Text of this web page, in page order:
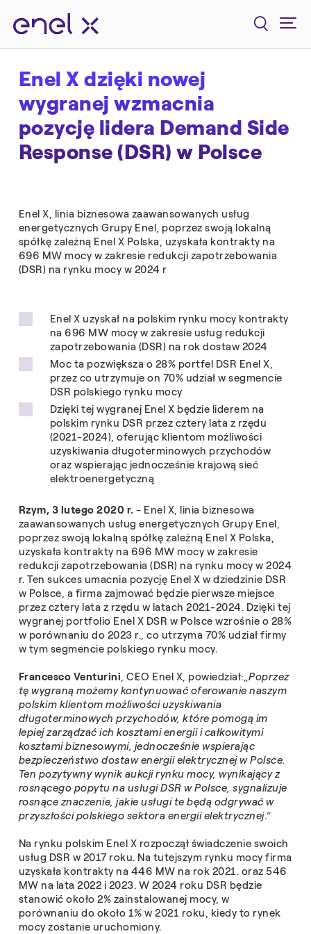
Enel X dzięki nowej
wygranej wzmacnia
pozycję lidera Demand Side
Response (DSR) w Polsce
Enel X, linia biznesowa zaawansowanych usług
energetycznych Grupy Enel, poprzez swoją lokalną
spółkę zależną Enel X Polska, uzyskała kontrakty na
696 MW mocy w zakresie redukcji zapotrzebowania
(DSR) na rynku mocy w 2024 r
Enel X uzyskał na polskim rynku mocy kontrakty
na 696 MW mocy w zakresie usług redukcji
zapotrzebowania (DSR) na rok dostaw 2024
Moc ta pozwiększa o 28% portfel DSR Enel X,
przez co utrzymuje on 70% udział w segmencie
DSR polskiego rynku mocy
Dzięki tej wygranej Enel X będzie liderem na
polskim rynku DSR przez cztery lata z rzędu
(2021-2024), oferując klientom możliwości
uzyskiwania długoterminowych przychodów
oraz wspierając jednocześnie krajową sieć
elektroenergetyczną
Rzym, 3 lutego 2020 r. - Enel X, linia biznesowa
zaawansowanych usług energetycznych Grupy Enel,
poprzez swoją lokalną spółkę zależną Enel X Polska,
uzyskała kontrakty na 696 MW mocy w zakresie
redukcji zapotrzebowania (DSR) na rynku mocy w 2024
r. Ten sukces umacnia pozycję Enel X w dziedzinie DSR
w Polsce, a firma zajmować będzie pierwsze miejsce
przez cztery lata z rzędu w latach 2021-2024. Dzięki tej
wygranej portfolio Enel X DSR w Polsce wzrośnie o 28%
w porównaniu do 2023 r., co utrzyma 70% udział firmy
w tym segmencie polskiego rynku mocy.
Francesco Venturini, CEO Enel X, powiedział:„Poprzez
tę wygraną możemy kontynuować oferowanie naszym
polskim klientom możliwości uzyskiwania
długoterminowych przychodów, które pomogą im
lepiej zarządzać ich kosztami energii i całkowitymi
kosztami biznesowymi, jednocześnie wspierając
bezpieczeństwo dostaw energii elektrycznej w Polsce.
Ten pozytywny wynik aukcji rynku mocy, wynikający z
rosnącego popytu na usługi DSR w Polsce, sygnalizuje
rosnące znaczenie, jakie usługi te będą odgrywać w
przyszłości polskiego sektora energii elektrycznej.”
Na rynku polskim Enel X rozpoczął świadczenie swoich
usług DSR w 2017 roku. Na tutejszym rynku mocy firma
uzyskała kontrakty na 446 MW na rok 2021. oraz 546
MW na lata 2022 i 2023. W 2024 roku DSR będzie
stanowić około 2% zainstalowanej mocy, w
porównaniu do około 1% w 2021 roku, kiedy to rynek
mocy zostanie uruchomiony.